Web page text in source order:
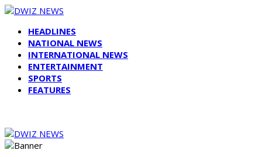
HEADLINES
NATIONAL NEWS
INTERNATIONAL NEWS
ENTERTAINMENT
SPORTS
FEATURES